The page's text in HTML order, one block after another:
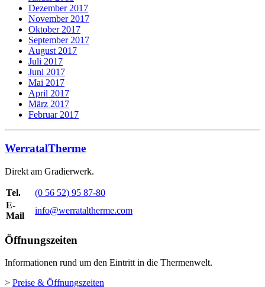
Dezember 2017
November 2017
Oktober 2017
September 2017
August 2017
Juli 2017
Juni 2017
Mai 2017
April 2017
März 2017
Februar 2017
WerratalTherme
Direkt am Gradierwerk.
Tel.
(0 56 52) 95 87-80
E-
Mail
info@werrataltherme.com
Öffnungszeiten
Informationen rund um den Eintritt in die Thermenwelt.
> Preise & Öffnungszeiten